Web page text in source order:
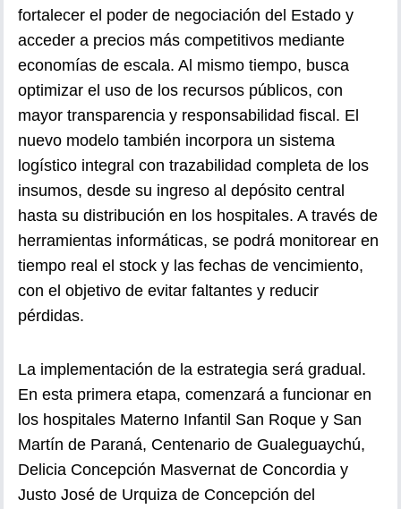
fortalecer el poder de negociación del Estado y
acceder a precios más competitivos mediante
economías de escala. Al mismo tiempo, busca
optimizar el uso de los recursos públicos, con
mayor transparencia y responsabilidad fiscal. El
nuevo modelo también incorpora un sistema
logístico integral con trazabilidad completa de los
insumos, desde su ingreso al depósito central
hasta su distribución en los hospitales. A través de
herramientas informáticas, se podrá monitorear en
tiempo real el stock y las fechas de vencimiento,
con el objetivo de evitar faltantes y reducir
pérdidas.
La implementación de la estrategia será gradual.
En esta primera etapa, comenzará a funcionar en
los hospitales Materno Infantil San Roque y San
Martín de Paraná, Centenario de Gualeguaychú,
Delicia Concepción Masvernat de Concordia y
Justo José de Urquiza de Concepción del